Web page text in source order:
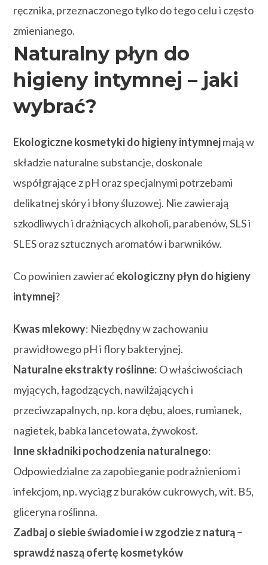
ręcznika, przeznaczonego tylko do tego celu i często
zmienianego.
Naturalny płyn do
higieny intymnej – jaki
wybrać?
Ekologiczne kosmetyki do higieny intymnejmają w
składzie naturalne substancje, doskonale
współgrające z pH oraz specjalnymi potrzebami
delikatnej skóry i błony śluzowej. Nie zawierają
szkodliwych i drażniących alkoholi, parabenów, SLS i
SLES oraz sztucznych aromatów i barwników.
Co powinien zawieraćekologiczny płyn do higieny
intymnej?
Kwas mlekowy: Niezbędny w zachowaniu
prawidłowego pH i flory bakteryjnej.
Naturalne ekstrakty roślinne: O właściwościach
myjących, łagodzących, nawilżających i
przeciwzapalnych, np. kora dębu, aloes, rumianek,
nagietek, babka lancetowata, żywokost.
Inne składniki pochodzenia naturalnego:
Odpowiedzialne za zapobieganie podrażnieniom i
infekcjom, np. wyciąg z buraków cukrowych, wit. B5,
gliceryna roślinna.
Zadbaj o siebie świadomie i w zgodzie z naturą –
sprawdź naszą ofertę kosmetyków